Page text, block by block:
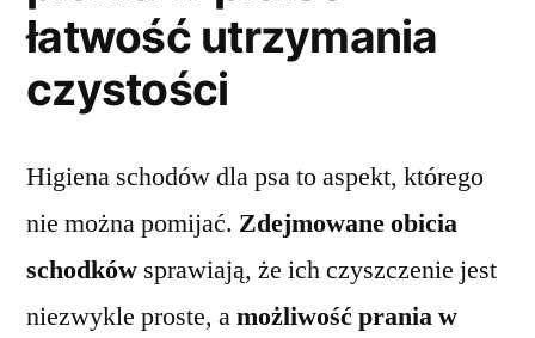
łatwość utrzymania
czystości
Higiena schodów dla psa to aspekt, którego
nie można pomijać. Zdejmowane obicia
schodków sprawiają, że ich czyszczenie jest
niezwykle proste, amożliwość prania w